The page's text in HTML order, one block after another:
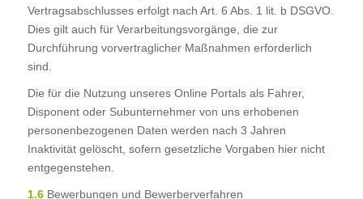
Vertragsabschlusses erfolgt nach Art. 6 Abs. 1 lit. b DSGVO.
Dies gilt auch für Verarbeitungsvorgänge, die zur
Durchführung vorvertraglicher Maßnahmen erforderlich
sind.
Die für die Nutzung unseres Online Portals als Fahrer,
Disponent oder Subunternehmer von uns erhobenen
personenbezogenen Daten werden nach 3 Jahren
Inaktivität gelöscht, sofern gesetzliche Vorgaben hier nicht
entgegenstehen.
1.6Bewerbungen und Bewerberverfahren